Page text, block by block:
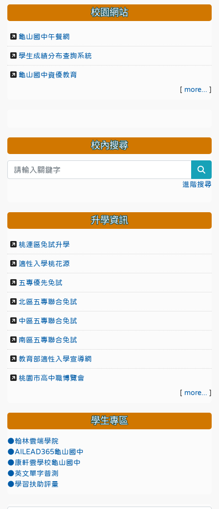
校園網站
龜山國中午餐網
學生成績分布查詢系統
龜山國中資優教育
[ more... ]
校內搜尋
進階搜尋
升學資訊
桃連區免試升學
適性入學桃花源
五專優先免試
北區五專聯合免試
中區五專聯合免試
南區五專聯合免試
教育部適性入學宣導網
桃園市高中職博覽會
[ more... ]
學生專區
●翰林雲端學院
●AILEAD365龜山國中
●康軒雲學校龜山國中
●英文單字普測
●學習扶助評量